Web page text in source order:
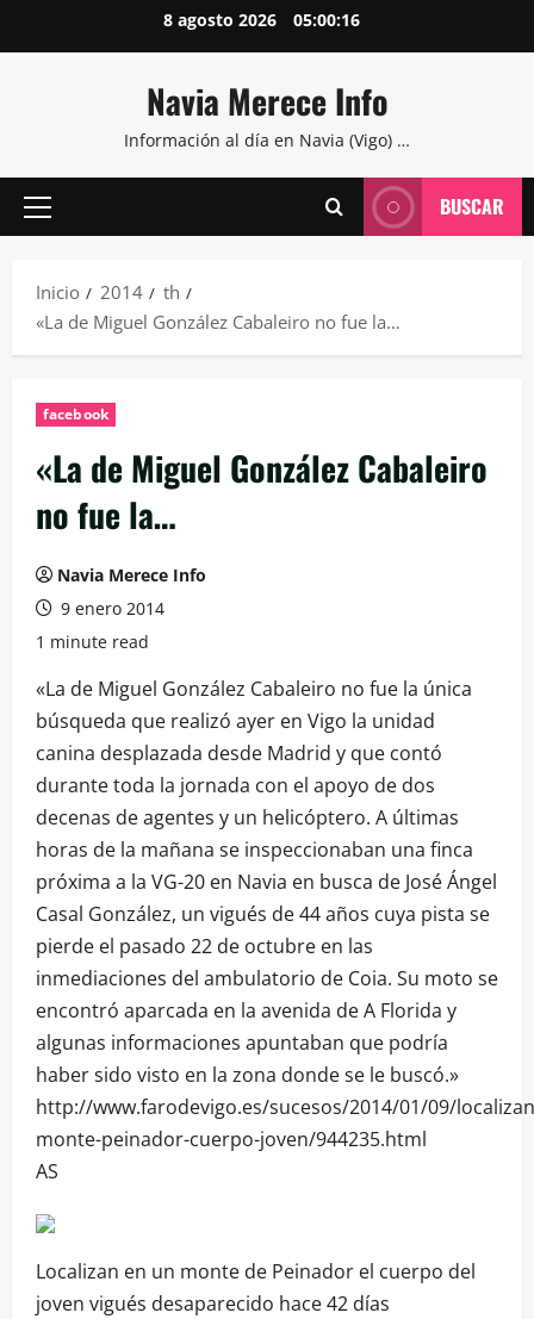
al
8 agosto 2026 05:00:17
Navia Merece Info
Información al día en Navia (Vigo) …
Menú
BUSCAR
Inicio 2014
th
«La de Miguel González Cabaleiro no fue la…
facebook
«La de Miguel González Cabaleiro
no fue la…
Navia Merece Info
9 enero 2014
1 minute read
«La de Miguel González Cabaleiro no fue la única
búsqueda que realizó ayer en Vigo la unidad
canina desplazada desde Madrid y que contó
durante toda la jornada con el apoyo de dos
decenas de agentes y un helicóptero. A últimas
horas de la mañana se inspeccionaban una finca
próxima a la VG-20 en Navia en busca de José Ángel
Casal González, un vigués de 44 años cuya pista se
pierde el pasado 22 de octubre en las
inmediaciones del ambulatorio de Coia. Su moto se
encontró aparcada en la avenida de A Florida y
algunas informaciones apuntaban que podría
haber sido visto en la zona donde se le buscó.»
http://www.farodevigo.es/sucesos/2014/01/09/
monte-peinador-cuerpo-joven/944235.html
AS
Localizan en un monte de Peinador el cuerpo del
joven vigués desaparecido hace 42 días